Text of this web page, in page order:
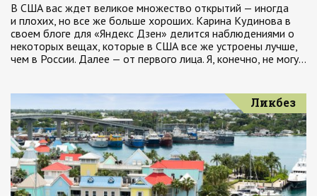
В США вас ждет великое множество открытий — иногда
и плохих, но все же больше хороших. Карина Кудинова в
своем блоге для «Яндекс Дзен» делится наблюдениями о
некоторых вещах, которые в США все же устроены лучше,
чем в России. Далее — от первого лица. Я, конечно, не могу…
Ликбез